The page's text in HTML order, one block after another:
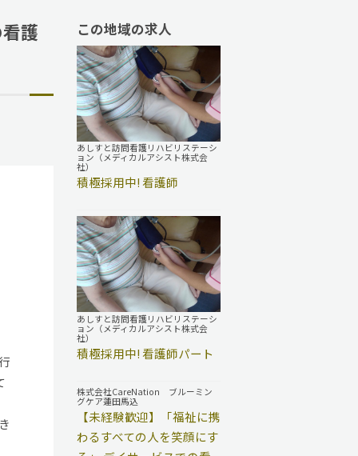
護 この地域の求人
あしすと訪問看護リハビリステーシ
ョン（メディカルアシスト株式会
社）
積極採用中! 看護師
あしすと訪問看護リハビリステーシ
ョン（メディカルアシスト株式会
社）
積極採用中! 看護師パート
株式会社CareNation ブルーミン
グケア蓮田馬込
【未経験歓迎】「福祉に携
わるすべての人を笑顔にす